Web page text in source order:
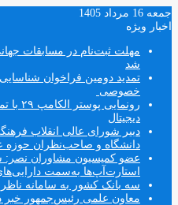
جمعه 16 مرداد 1405
اخبار ویژه
شد
تمدید دومین فراخوان
خصوصی
دیجیتال
دبیر شورای عالی انقلاب
دانشگاه و صاحب‌نظران حوزه
عضو کمیسیون مشاوران نصر:
استارت‌آپ‌ها به‌سمت
سه بانک کشور به سامانه
معاون علمی رئیس‌جمهور خبر